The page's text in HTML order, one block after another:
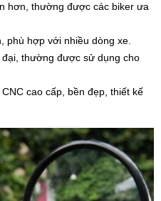
hơn, thường được các biker ưa
phù hợp với nhiều dòng xe.
đại, thường được sử dụng cho
cao cấp, bền đẹp, thiết kế